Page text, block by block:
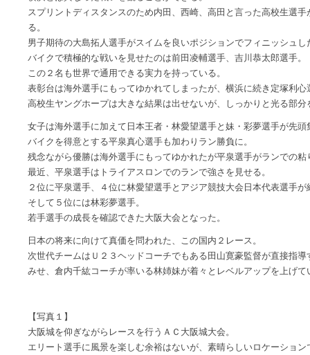
スプリントディスタンスのため内田、西崎、高田と言った高校生選
る。
男子期待の大島拓人選手がスイムを良いポジションでフィニッシュ
バイクで積極的な戦いを見せたのは前田凌輔選手、吉川恭太郎選手。
この２名も世界で通用できる実力を持っている。
表彰台は海外選手にもってゆかれてしまったが、横浜に続き定塚利心
高校生ヤングホープは大きな結果は出せないが、しっかりと光る部分
女子は海外選手に加えて日本王者・林愛望選手と妹・彩夢選手が先
バイクを得意とする平泉真心選手も加わりラン勝負に。
残念ながら優勝は海外選手にもってゆかれたが平泉選手がランでの粘
最近、平泉選手はトライアスロンでのランで強さを見せる。
２位に平泉選手、４位に林愛望選手とアジア競技大会日本代表選手が
そして５位には林彩夢選手。
若手選手の成長を確認できた大阪大会となった。
日本の将来に向けて真価を問われた、この国内２レース。
次世代チームはＵ２３ヘッドコーチでもある田山寛豪監督が直接指
みせ、倉内千紘コーチが率いる林姉妹が着々とレベルアップを上げ
【写真１】
大阪城を仰ぎながらレースを行うＡＣ大阪城大会。
エリート選手に風景を楽しむ余裕はないが、素晴らしいロケーショ